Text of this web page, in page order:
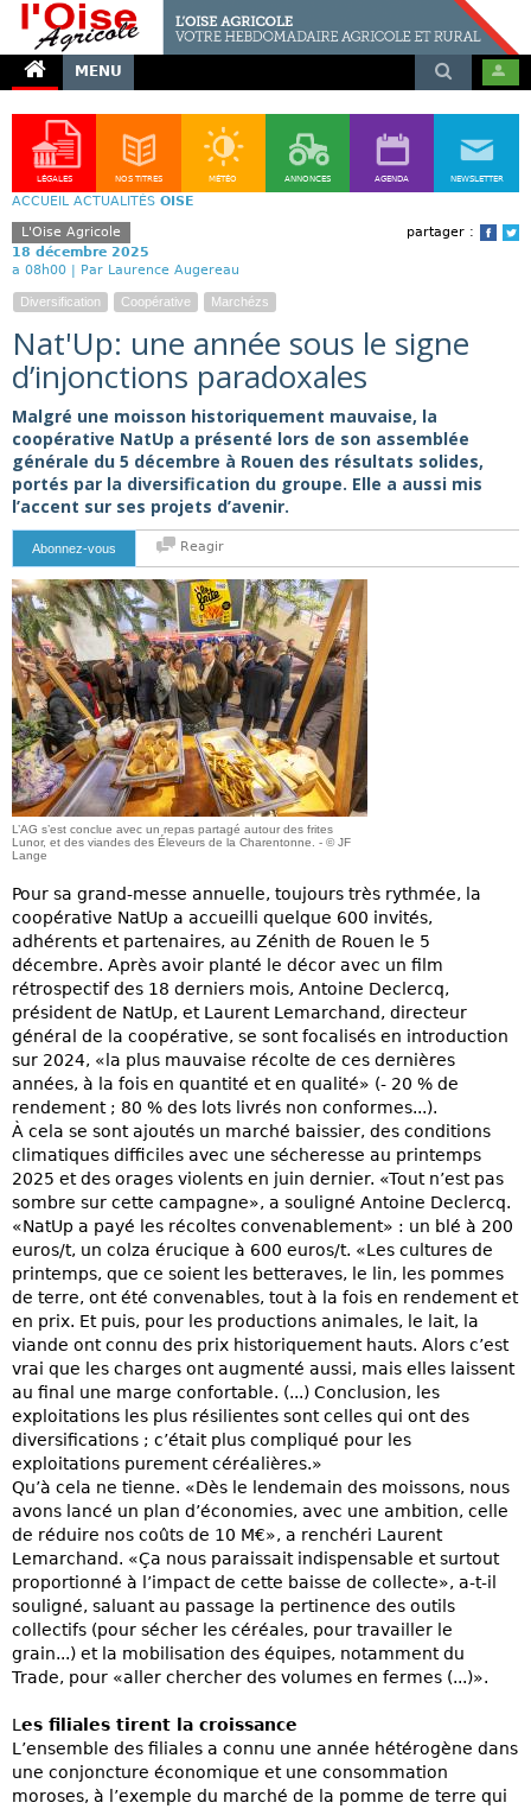
MENU
LÉGALES NOS TITRES MÉTÉO ANNONCES AGENDA NEWSLETTER
ACCUEIL ACTUALITÉS OISE
partager :
L'Oise Agricole
18 décembre 2025
a 08h00 | Par Laurence Augereau
Diversification Coopérative Marchézs
Nat'Up: une année sous le signe
d’injonctions paradoxales
Malgré une moisson historiquement mauvaise, la
coopérative NatUp a présenté lors de son assemblée
générale du 5 décembre à Rouen des résultats solides,
portés par la diversification du groupe. Elle a aussi mis
l’accent sur ses projets d’avenir.
Abonnez-vous Reagir
L’AG s’est conclue avec un repas partagé autour des frites
Lunor, et des viandes des Éleveurs de la Charentonne. - © JF
Lange
Pour sa grand-messe annuelle, toujours très rythmée, la
coopérative NatUp a accueilli quelque 600 invités,
adhérents et partenaires, au Zénith de Rouen le 5
décembre. Après avoir planté le décor avec un film
rétrospectif des 18 derniers mois, Antoine Declercq,
président de NatUp, et Laurent Lemarchand, directeur
général de la coopérative, se sont focalisés en introduction
sur 2024, «la plus mauvaise récolte de ces dernières
années, à la fois en quantité et en qualité» (- 20 % de
rendement ; 80 % des lots livrés non conformes...).
À cela se sont ajoutés un marché baissier, des conditions
climatiques difficiles avec une sécheresse au printemps
2025 et des orages violents en juin dernier. «Tout n’est pas
sombre sur cette campagne», a souligné Antoine Declercq.
«NatUp a payé les récoltes convenablement» : un blé à 200
euros/t, un colza érucique à 600 euros/t. «Les cultures de
printemps, que ce soient les betteraves, le lin, les pommes
de terre, ont été convenables, tout à la fois en rendement et
en prix. Et puis, pour les productions animales, le lait, la
viande ont connu des prix historiquement hauts. Alors c’est
vrai que les charges ont augmenté aussi, mais elles laissent
au final une marge confortable. (...) Conclusion, les
exploitations les plus résilientes sont celles qui ont des
diversifications ; c’était plus compliqué pour les
exploitations purement céréalières.»
Qu’à cela ne tienne. «Dès le lendemain des moissons, nous
avons lancé un plan d’économies, avec une ambition, celle
de réduire nos coûts de 10 M€», a renchéri Laurent
Lemarchand. «Ça nous paraissait indispensable et surtout
proportionné à l’impact de cette baisse de collecte», a-t-il
souligné, saluant au passage la pertinence des outils
collectifs (pour sécher les céréales, pour travailler le
grain...) et la mobilisation des équipes, notamment du
Trade, pour «aller chercher des volumes en fermes (...)».
L es filiales tirent la croissance
L’ensemble des filiales a connu une année hétérogène dans
une conjoncture économique et une consommation
moroses, à l’exemple du marché de la pomme de terre qui